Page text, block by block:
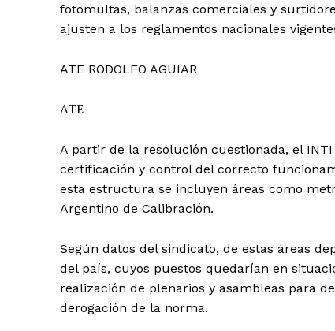
fotomultas, balanzas comerciales y
ajusten a los reglamentos nacionales
ATE RODOLFO AGUIAR
ATE
A partir de la resolución cuestionada, el
certificación y control del correcto
esta estructura se incluyen áreas como
Argentino de Calibración.
Según datos del sindicato, de estas áreas
del país, cuyos puestos quedarían en
realización de plenarios y asambleas para
derogación de la norma.